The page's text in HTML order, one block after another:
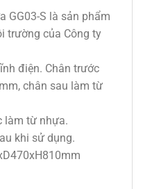
GG03-S là sản phẩm
trường của Công ty
điện. Chân trước
chân sau làm từ
làm từ nhựa.
khi sử dụng.